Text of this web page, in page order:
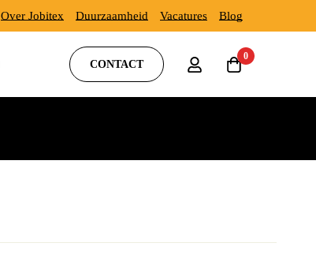
Over Jobitex Duurzaamheid Vacatures Blog
CONTACT
0